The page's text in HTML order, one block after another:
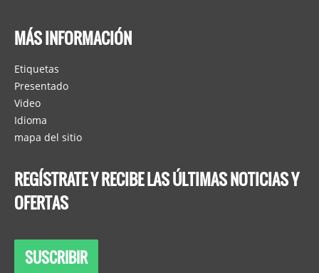
MÁS INFORMACIÓN
Etiquetas
Presentado
Video
Idioma
mapa del sitio
REGÍSTRATE Y RECIBE LAS ÚLTIMAS NOTICIAS Y
OFERTAS
SUSCRIBIR